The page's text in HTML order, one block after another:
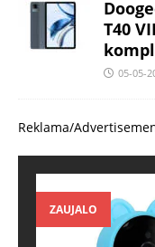
T40
05-05-
Reklama/
ZAUJALO